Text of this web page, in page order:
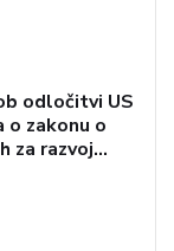
odločitvi US
zakonu o
za razvoj